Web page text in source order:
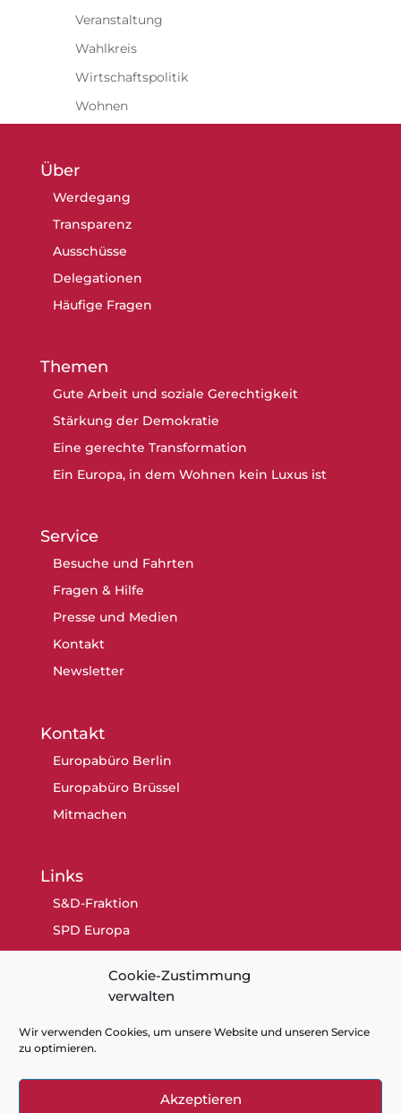
Cookie-Zustimmung
verwalten
Wir verwenden Cookies, um unsere Website und unseren Service
zu optimieren.
Akzeptieren
Veranstaltung
Wahlkreis
Wirtschaftspolitik
Wohnen
Über
Werdegang
Transparenz
Ausschüsse
Delegationen
Häufige Fragen
Themen
Gute Arbeit und soziale Gerechtigkeit
Stärkung der Demokratie
Eine gerechte Transformation
Ein Europa, in dem Wohnen kein Luxus ist
Service
Besuche und Fahrten
Fragen & Hilfe
Presse und Medien
Kontakt
Newsletter
Kontakt
Europabüro Berlin
Europabüro Brüssel
Mitmachen
Links
S&D-Fraktion
SPD Europa
Datenschutz